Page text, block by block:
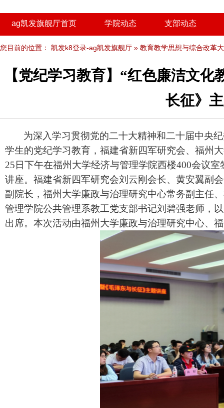
ag凯发旗舰厅首页 学院动态 支部动态
您目前的位置： 凯发k8登录-ag凯发旗舰厅 » 教育教学思想与综合改革
【党纪学习教育】“红色廉洁文
长征》
为深入学习贯彻党的二十大精神和二十届中央
学生的党纪学习教育，福建省新四军研究会、福州
25日下午在福州大学经济与管理学院西楼400会议
讲座。福建省新四军研究会刘云刚会长、黄安翼副
副院长，福州大学廉政与治理研究中心常务副主任
管理学院公共管理系教工党支部书记刘碧强老师，
出席。本次活动由福州大学廉政与治理研究中心、